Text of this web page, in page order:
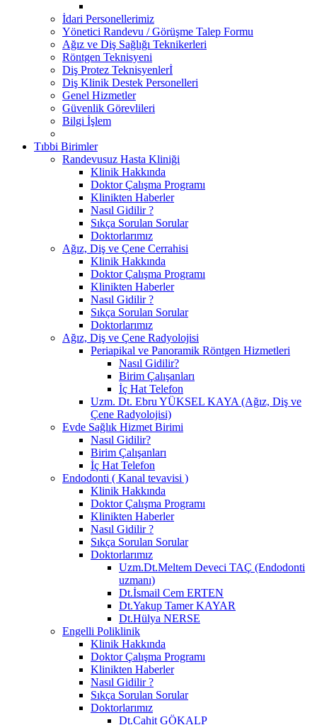
İdari Personellerimiz
Yönetici Randevu / Görüşme Talep Formu
Ağız ve Diş Sağlığı Teknikerleri
Röntgen Teknisyeni
Diş Protez Teknisyenlerİ
Diş Klinik Destek Personelleri
Genel Hizmetler
Güvenlik Görevlileri
Bilgi İşlem
Tıbbi Birimler
Randevusuz Hasta Kliniği
Klinik Hakkında
Doktor Çalışma Programı
Klinikten Haberler
Nasıl Gidilir ?
Sıkça Sorulan Sorular
Doktorlarımız
Ağız, Diş ve Çene Cerrahisi
Klinik Hakkında
Doktor Çalışma Programı
Klinikten Haberler
Nasıl Gidilir ?
Sıkça Sorulan Sorular
Doktorlarımız
Ağız, Diş ve Çene Radyolojisi
Periapikal ve Panoramik Röntgen Hizmetleri
Nasıl Gidilir?
Birim Çalışanları
İç Hat Telefon
Uzm. Dt. Ebru YÜKSEL KAYA (Ağız, Diş ve
Çene Radyolojisi)
Evde Sağlık Hizmet Birimi
Nasıl Gidilir?
Birim Çalışanları
İç Hat Telefon
Endodonti ( Kanal tevavisi )
Klinik Hakkında
Doktor Çalışma Programı
Klinikten Haberler
Nasıl Gidilir ?
Sıkça Sorulan Sorular
Doktorlarımız
Uzm.Dt.Meltem Deveci TAÇ (Endodonti
uzmanı)
Dt.İsmail Cem ERTEN
Dt.Yakup Tamer KAYAR
Dt.Hülya NERSE
Engelli Poliklinik
Klinik Hakkında
Doktor Çalışma Programı
Klinikten Haberler
Nasıl Gidilir ?
Sıkça Sorulan Sorular
Doktorlarımız
Dt.Cahit GÖKALP